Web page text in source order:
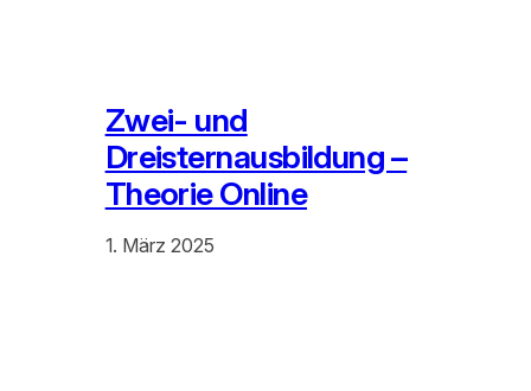
Zwei- und
Dreisternausbildung –
Theorie Online
1. März 2025